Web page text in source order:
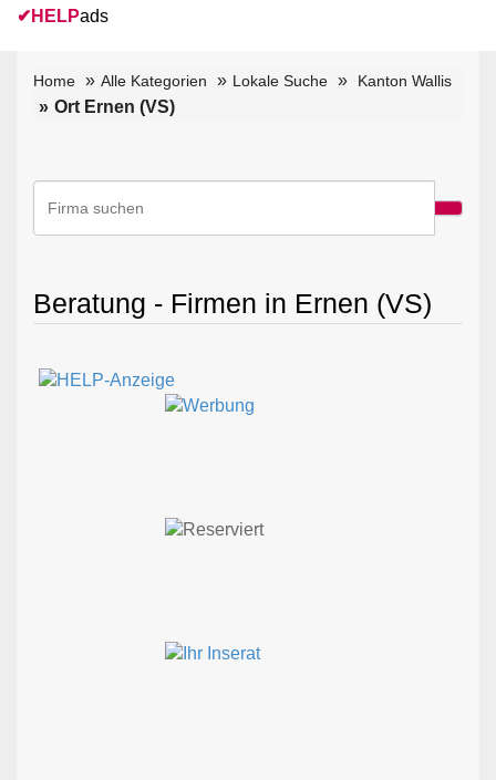
✔ HELPads
Home Alle Kategorien Lokale Suche Kanton Wallis
Ort Ernen (VS)
Beratung - Firmen in Ernen (VS)